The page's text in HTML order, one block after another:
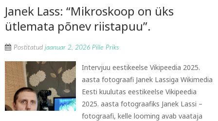
Janek Lass: “Mikroskoop on üks
ütlemata põnev riistapuu”.
Postitatud jaanuar 2, 2026 Pille Priks
Intervjuu eestikeelse Vikipeedia 2025.
aasta fotograafi Janek Lassiga Wikimedia
Eesti kuulutas eestikeelse Vikipeedia
2025. aasta fotograafiks Janek Lassi –
fotograafi, kelle looming avab vaataja